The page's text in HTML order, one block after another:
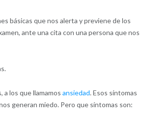
básicas que nos alerta y previene de los
ante una cita con una persona que nos
a los que llamamos ansiedad. Esos síntomas
generan miedo. Pero que síntomas son: